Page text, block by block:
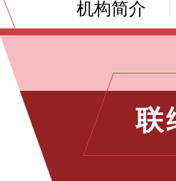
机构简介
联